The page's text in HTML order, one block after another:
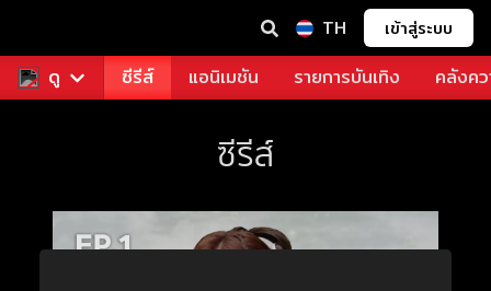
TH เข้าสู่ระบบ
ดูหนัง ซีรีส์ แอนิเมชัน รายการบันเทิง คลังค
ซีรีส์